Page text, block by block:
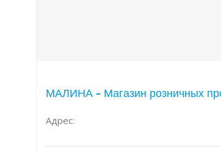
МАЛИНА - Магазин розничных
Адрес: